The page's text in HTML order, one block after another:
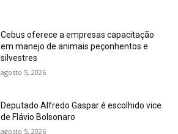
Cebus oferece a empresas capacitação
em manejo de animais peçonhentos e
silvestres
agosto 5, 2026
Deputado Alfredo Gaspar é escolhido vice
de Flávio Bolsonaro
agosto 5, 2026